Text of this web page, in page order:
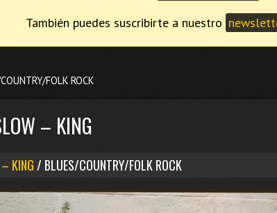
También puedes suscribirte a nuestro
FOLK ROCK
– KING
KING / BLUES/COUNTRY/FOLK ROCK